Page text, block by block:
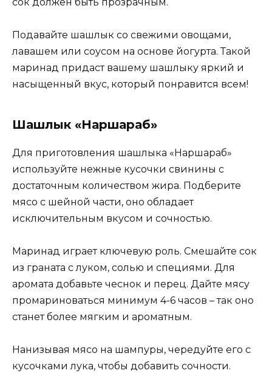
Подавайте шашлык со свежими овощами,
лавашем или соусом на основе йогурта. Такой
маринад придаст вашему шашлыку яркий и
насыщенный вкус, который понравится всем!
Шашлык «Наршараб»
Для приготовления шашлыка «Наршараб»
используйте нежные кусочки свинины с
достаточным количеством жира. Подберите
мясо с шейной части, оно обладает
исключительным вкусом и сочностью.
Маринад играет ключевую роль. Смешайте сок
из граната с луком, солью и специями. Для
аромата добавьте чеснок и перец. Дайте мясу
промариноваться минимум 4-6 часов – так оно
станет более мягким и ароматным.
Нанизывая мясо на шампуры, чередуйте его с
кусочками лука, чтобы добавить сочности.